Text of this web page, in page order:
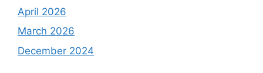
April 2026
March 2026
December 2024